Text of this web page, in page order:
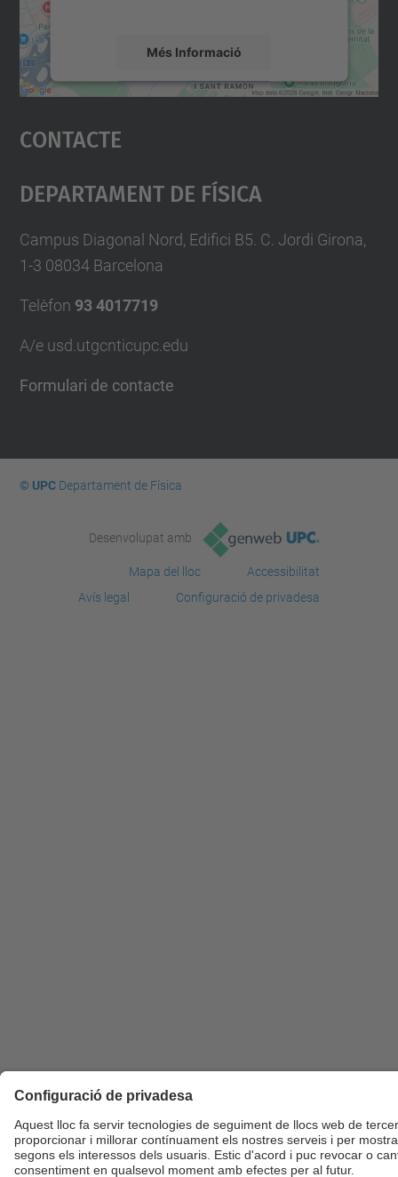
Més Informació
Accepta
powered by
Contacte
Departament De Física
Campus Diagonal Nord, Edifici B5. C. Jordi Girona,
1-3 08034 Barcelona
Telèfon 93 4017719
A/e usd.utgcnticupc.edu
Formulari de contacte
© UPCDepartament de Física
Desenvolupat amb
Mapa del lloc
Accessibilitat
Avís legal
Configuració de privadesa